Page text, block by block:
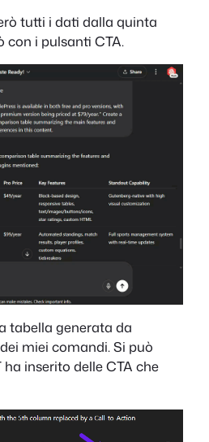
tutti i dati dalla quinta
con i pulsanti CTA.
tabella generata da
miei comandi. Si può
inserito delle CTA che